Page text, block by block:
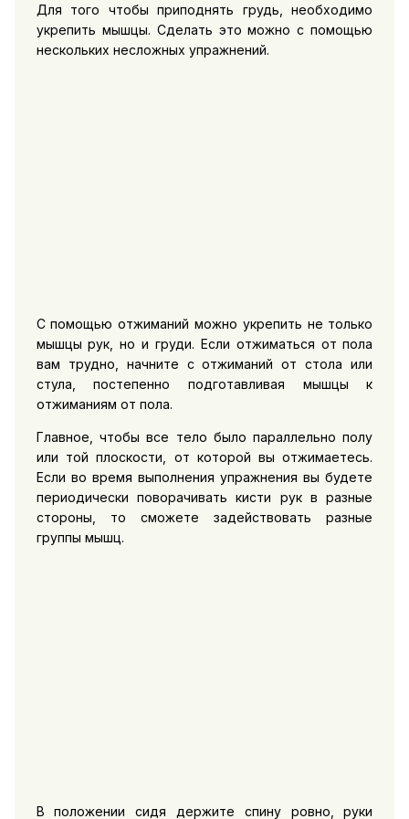
Для того чтобы приподнять грудь, необходимо
укрепить мышцы. Сделать это можно с помощью
нескольких несложных упражнений.
С помощью отжиманий можно укрепить не только
мышцы рук, но и груди. Если отжиматься от пола
вам трудно, начните с отжиманий от стола или
стула, постепенно подготавливая мышцы к
отжиманиям от пола.
Главное, чтобы все тело было параллельно полу
или той плоскости, от которой вы отжимаетесь.
Если во время выполнения упражнения вы будете
периодически поворачивать кисти рук в разные
стороны, то сможете задействовать разные
группы мышц.
В положении сидя держите спину ровно, руки